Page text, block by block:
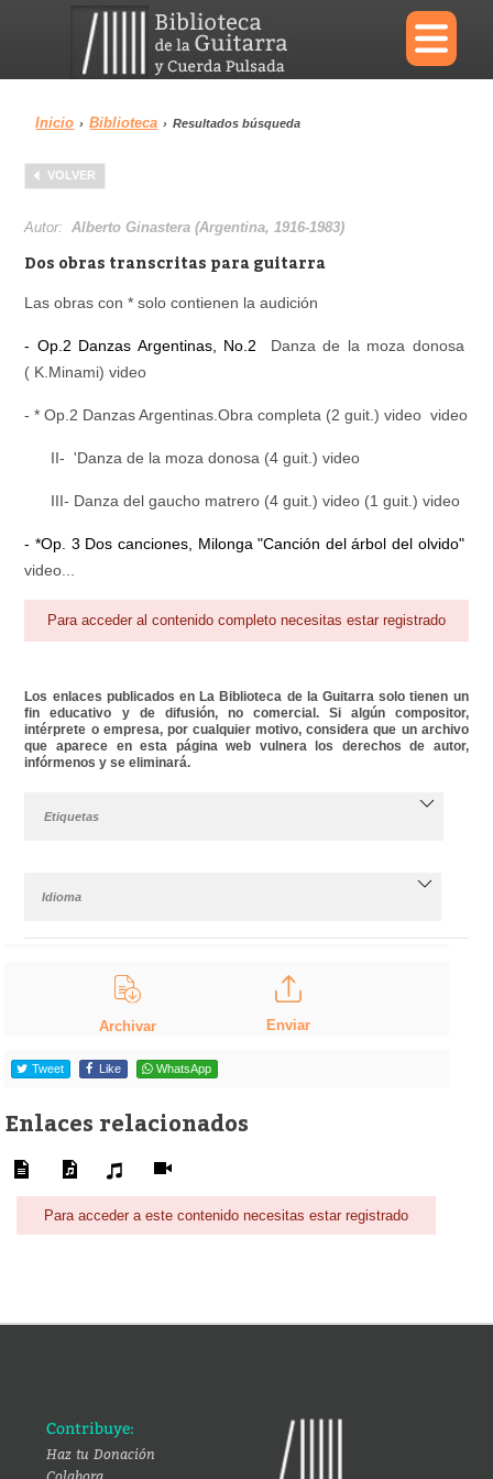
×
Menu
Biblioteca Diccionario
Área personal Reproductor
Inicio › Biblioteca › Resultados búsqueda
VOLVER
Autor:Alberto Ginastera (Argentina, 1916-1983)
Dos obras transcritas para guitarra
Las obras con * solo contienen la audición
- Op.2 Danzas Argentinas, No.2
Danza de la moza donosa
( K.Minami) video
- * Op.2 Danzas Argentinas.Obra completa (2 guit.) video video
II- 'Danza de la moza donosa (4 guit.) video
III- Danza del gaucho matrero (4 guit.) video (1 guit.) video
- *Op. 3 Dos canciones, Milonga "Canción del árbol del olvido"
video...
Para acceder al contenido completo necesitas estar registrado
Los enlaces publicados en La Biblioteca de la Guitarra solo tienen un
fin educativo y de difusión, no comercial. Si algún compositor,
intérprete o empresa, por cualquier motivo, considera que un archivo
que aparece en esta página web vulnera los derechos de autor,
infórmenos y se eliminará.
Etiquetas
Idioma
Archivar Enviar
Tweet Like WhatsApp
Enlaces relacionados
Para acceder a este contenido necesitas estar registrado
Contribuye:
Haz tu Donación